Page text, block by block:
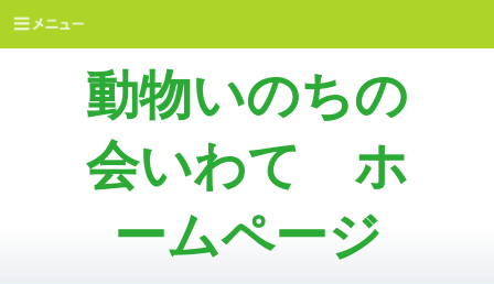
動物いのちの
会いわて ホ
ームページ